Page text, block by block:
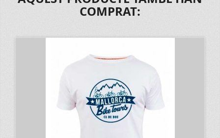
COMPRAT: